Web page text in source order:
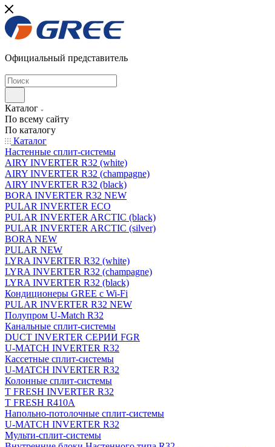
Официальный представитель
Каталог
По всему сайту
По каталогу
Каталог
Настенные сплит-системы
AIRY INVERTER R32 (white)
AIRY INVERTER R32 (champagne)
AIRY INVERTER R32 (black)
BORA INVERTER R32 NEW
PULAR INVERTER ECO
PULAR INVERTER ARCTIC (black)
PULAR INVERTER ARCTIC (silver)
BORA NEW
PULAR NEW
LYRA INVERTER R32 (white)
LYRA INVERTER R32 (champagne)
LYRA INVERTER R32 (black)
Кондиционеры GREE с Wi-Fi
PULAR INVERTER R32 NEW
Полупром U-Match R32
Канальные сплит-системы
DUCT INVERTER СЕРИИ FGR
U-MATCH INVERTER R32
Кассетные сплит-системы
U-MATCH INVERTER R32
Колонные сплит-системы
T FRESH INVERTER R32
T FRESH R410A
Напольно-потолочные сплит-системы
U-MATCH INVERTER R32
Мульти-сплит-системы